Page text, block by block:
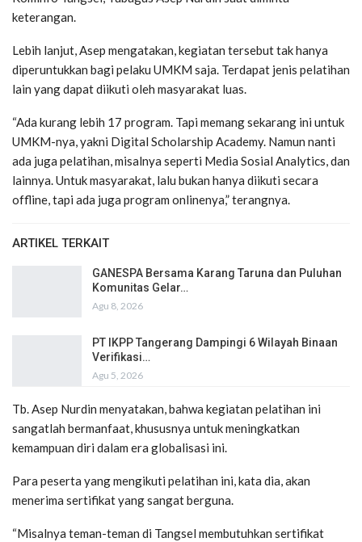
keterangan.
Lebih lanjut, Asep mengatakan, kegiatan tersebut tak hanya
diperuntukkan bagi pelaku UMKM saja. Terdapat jenis pelatihan
lain yang dapat diikuti oleh masyarakat luas.
“Ada kurang lebih 17 program. Tapi memang sekarang ini untuk
UMKM-nya, yakni Digital Scholarship Academy. Namun nanti
ada juga pelatihan, misalnya seperti Media Sosial Analytics, dan
lainnya. Untuk masyarakat, lalu bukan hanya diikuti secara
offline, tapi ada juga program onlinenya,” terangnya.
ARTIKEL TERKAIT
GANESPA Bersama Karang Taruna dan Puluhan
Komunitas Gelar…
Agu 8, 2026
PT IKPP Tangerang Dampingi 6 Wilayah Binaan
Verifikasi…
Agu 5, 2026
Tb. Asep Nurdin menyatakan, bahwa kegiatan pelatihan ini
sangatlah bermanfaat, khususnya untuk meningkatkan
kemampuan diri dalam era globalisasi ini.
Para peserta yang mengikuti pelatihan ini, kata dia, akan
menerima sertifikat yang sangat berguna.
“Misalnya teman-teman di Tangsel membutuhkan sertifikat